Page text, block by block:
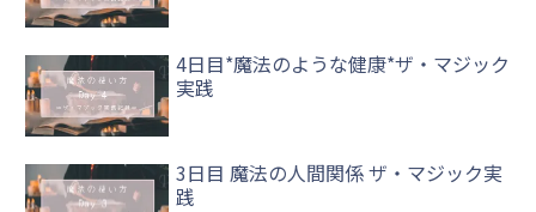
4日目*魔法のような健康*ザ・マジック
実践
3日目 魔法の人間関係 ザ・マジック実
践